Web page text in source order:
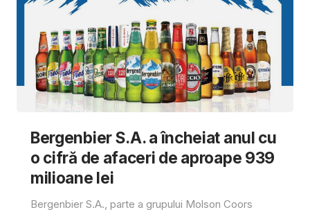
Bergenbier S.A. a încheiat anul cu
o cifră de afaceri de aproape 939
milioane lei
Bergenbier S.A., parte a grupului Molson Coors